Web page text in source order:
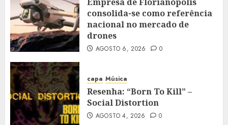
Empresa de Florianópolis
consolida-se como referência
nacional no mercado de
drones
AGOSTO 6, 2026 0
capa Música
Resenha: “Born To Kill” –
Social Distortion
AGOSTO 4, 2026 0